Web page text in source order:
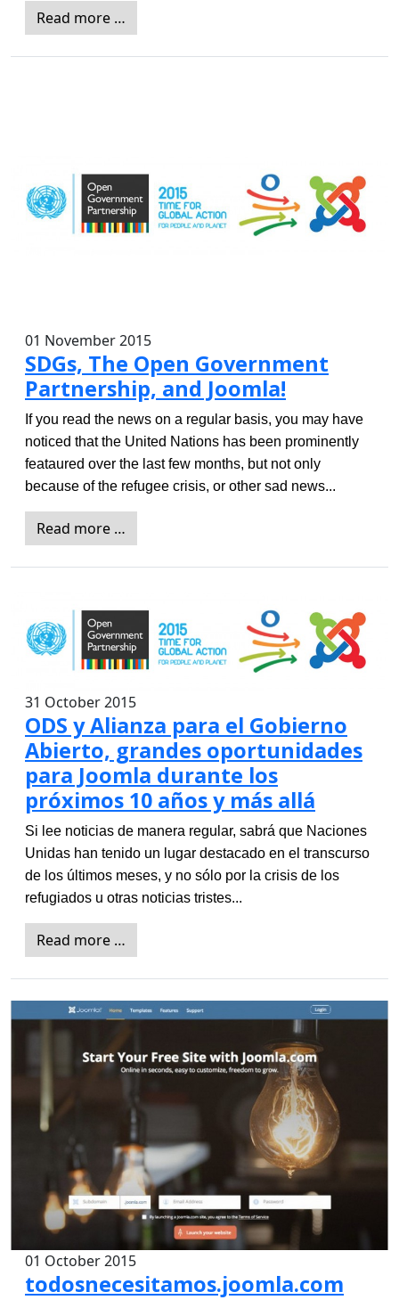
Read more …
01 November 2015
SDGs, The Open Government
Partnership, and Joomla!
If you read the news on a regular basis, you may have
noticed that the United Nations has been prominently
feataured over the last few months, but not only
because of the refugee crisis, or other sad news...
Read more …
31 October 2015
ODS y Alianza para el Gobierno
Abierto, grandes oportunidades
para Joomla durante los
próximos 10 años y más allá
Si lee noticias de manera regular, sabrá que Naciones
Unidas han tenido un lugar destacado en el transcurso
de los últimos meses, y no sólo por la crisis de los
refugiados u otras noticias tristes...
Read more …
01 October 2015
todosnecesitamos.joomla.com